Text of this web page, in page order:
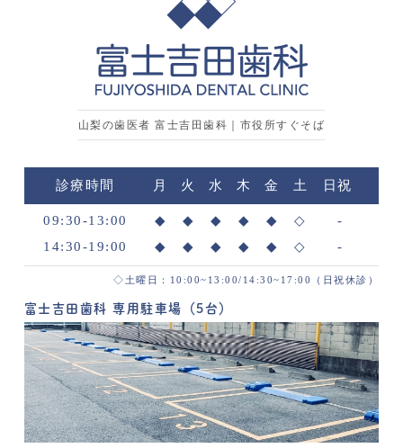
山梨の歯医者 富士吉田歯科｜市役所すぐそば
診療時間 月 火 水 木 金 土 日祝
09:30-13:00 ◆ ◆ ◆ ◆ ◆ ◇
-
14:30-19:00
◆ ◆ ◆ ◆ ◆ ◇ -
◇土曜日：10:00~13:00/14:30~17:00（日祝休診）
富士吉田歯科 専用駐車場（5台）